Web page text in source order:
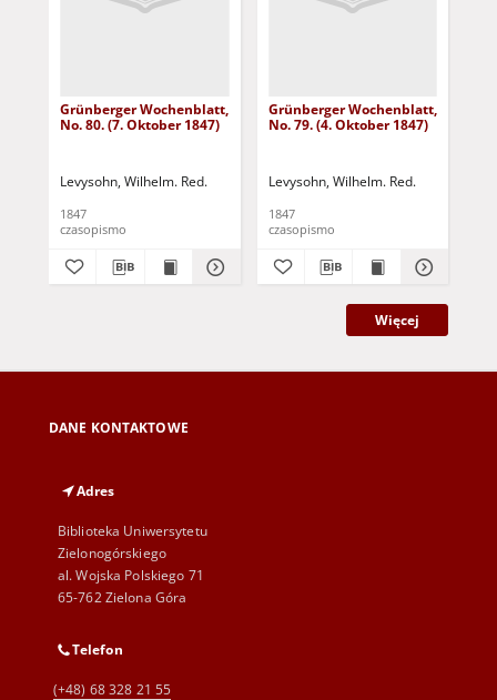
Grünberger Wochenblatt,
No. 80. (7. Oktober 1847)
Levysohn, Wilhelm. Red.
1847
czasopismo
Grünberger Wochenblatt,
No. 79. (4. Oktober 1847)
Levysohn, Wilhelm. Red.
1847
czasopismo
Więcej
DANE KONTAKTOWE
Adres
Biblioteka Uniwersytetu
Zielonogórskiego
al. Wojska Polskiego 71
65-762 Zielona Góra
Telefon
(+48) 68 328 21 55